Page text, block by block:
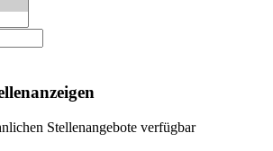
Stellenangebote verfügbar